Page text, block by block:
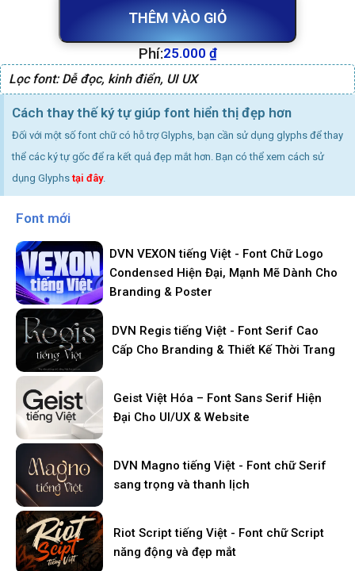
THÊM VÀO GIỎ
Phí:25.000 ₫
Lọc font: Dễ đọc, kinh điển, UI UX
Cách thay thế ký tự giúp font hiển thị đẹp hơn
Đối với một số font chữ có hỗ trợ Glyphs, bạn cần sử dụng glyphs để thay
thể các ký tự gốc để ra kết quả đẹp mắt hơn. Bạn có thể xem cách sử
dụng Glyphs tại đây.
Font mới
DVN VEXON tiếng Việt - Font Chữ Logo
Condensed Hiện Đại, Mạnh Mẽ Dành Cho
Branding & Poster
DVN Regis tiếng Việt - Font Serif Cao
Cấp Cho Branding & Thiết Kế Thời Trang
Geist Việt Hóa – Font Sans Serif Hiện
Đại Cho UI/UX & Website
DVN Magno tiếng Việt - Font chữ Serif
sang trọng và thanh lịch
Riot Script tiếng Việt - Font chữ Script
năng động và đẹp mắt